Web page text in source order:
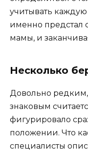
учитывать каждую
именно предстал
мамы, и
Несколько
Довольно редким,
знаковым
фигурировало
положении. Что
специалисты